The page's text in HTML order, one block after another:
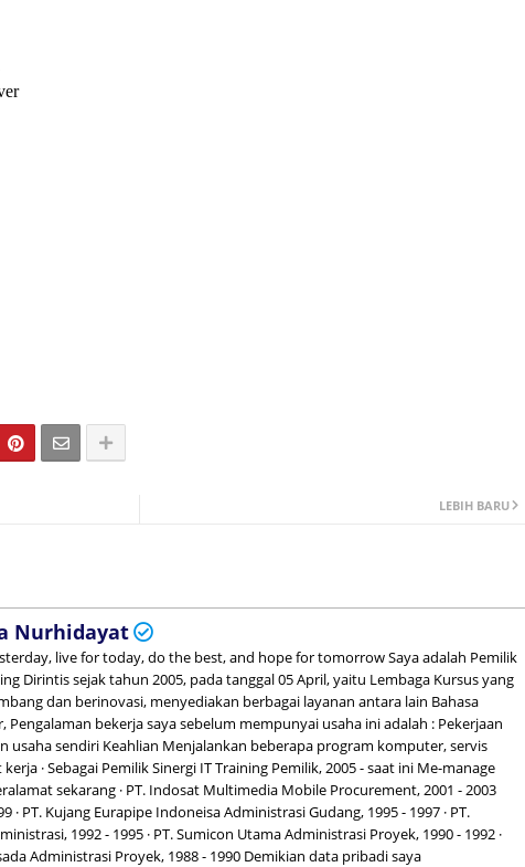
LEBIH BARU
Nurhidayat
live for today, do the best, and hope for tomorrow Saya adalah Pemilik
Dirintis sejak tahun 2005, pada tanggal 05 April, yaitu Lembaga Kursus yang
dan berinovasi, menyediakan berbagai layanan antara lain Bahasa
Pengalaman bekerja saya sebelum mempunyai usaha ini adalah : Pekerjaan
usaha sendiri Keahlian Menjalankan beberapa program komputer, servis
· Sebagai Pemilik Sinergi IT Training Pemilik, 2005 - saat ini Me-manage
sekarang · PT. Indosat Multimedia Mobile Procurement, 2001 - 2003
· PT. Kujang Eurapipe Indoneisa Administrasi Gudang, 1995 - 1997 · PT.
1992 - 1995 · PT. Sumicon Utama Administrasi Proyek, 1990 - 1992 ·
Administrasi Proyek, 1988 - 1990 Demikian data pribadi saya